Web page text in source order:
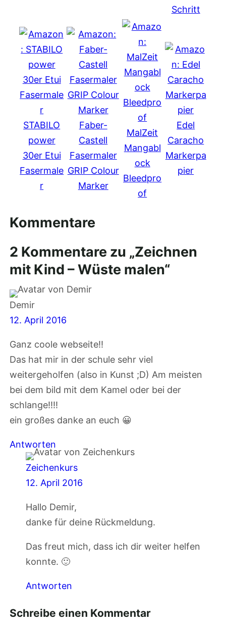
Schritt
STABILO
power
30er Etui
Fasermale
r
Faber-
Castell
Fasermaler
GRIP Colour
Marker
MalZeit
Mangabl
ock
Bleedpro
of
Edel
Caracho
Markerpa
pier
Kommentare
2 Kommentare zu „Zeichnen
mit Kind – Wüste malen“
Demir
12. April 2016
Ganz coole webseite!!
Das hat mir in der schule sehr viel
weitergeholfen (also in Kunst ;D) Am meisten
bei dem bild mit dem Kamel oder bei der
schlange!!!!
ein großes danke an euch 😀
Antworten
Zeichenkurs
12. April 2016
Hallo Demir,
danke für deine Rückmeldung.
Das freut mich, dass ich dir weiter helfen
konnte. 🙂
Antworten
Schreibe einen Kommentar